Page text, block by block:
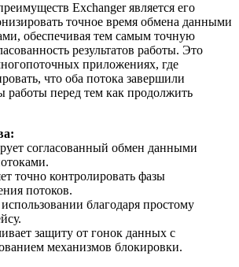
Exchanger является его
точное время обмена данными
обеспечивая тем самым точную
результатов работы. Это
приложениях, где
что оба потока завершили
работы перед тем как продолжить
согласованный обмен данными
точно контролировать фазы
потоков.
благодаря простому
защиту от гонок данных с
механизмов блокировки.